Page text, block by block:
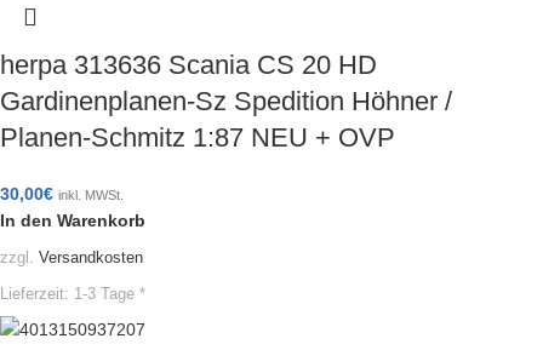
herpa 313636 Scania CS 20 HD
Gardinenplanen-Sz Spedition Höhner /
Planen-Schmitz 1:87 NEU + OVP
30,00€ inkl. MWSt.
In den Warenkorb
zzgl. Versandkosten
Lieferzeit: 1-3 Tage *